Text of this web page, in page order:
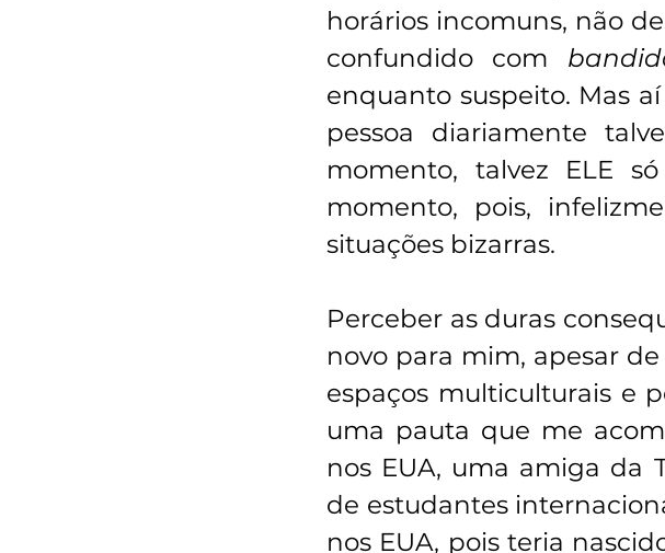
horários incomuns, não
confundido com
enquanto suspeito. Mas
pessoa diariamente
momento, talvez ELE
momento, pois,
situações bizarras.
Perceber as duras
novo para mim, apesar
espaços multiculturais e
uma pauta que me
nos EUA, uma amiga da
de estudantes
nos EUA, pois teria